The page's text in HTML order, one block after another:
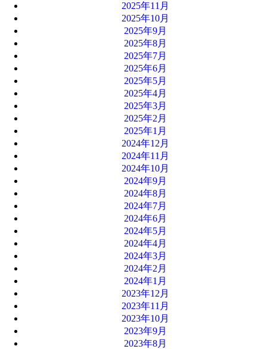
2025年11月
2025年10月
2025年9月
2025年8月
2025年7月
2025年6月
2025年5月
2025年4月
2025年3月
2025年2月
2025年1月
2024年12月
2024年11月
2024年10月
2024年9月
2024年8月
2024年7月
2024年6月
2024年5月
2024年4月
2024年3月
2024年2月
2024年1月
2023年12月
2023年11月
2023年10月
2023年9月
2023年8月